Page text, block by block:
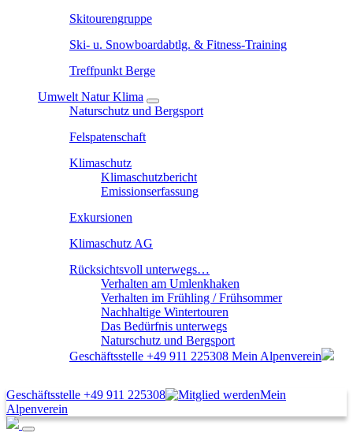
Skitourengruppe
Ski- u. Snowboardabtlg. & Fitness-Training
Treffpunkt Berge
Umwelt Natur Klima
Naturschutz und Bergsport
Felspatenschaft
Klimaschutz
Klimaschutzbericht
Emissionserfassung
Exkursionen
Klimaschutz AG
Rücksichtsvoll unterwegs…
Verhalten am Umlenkhaken
Verhalten im Frühling / Frühsommer
Nachhaltige Wintertouren
Das Bedürfnis unterwegs
Naturschutz und Bergsport
Geschäftsstelle +49 911 225308 Mein Alpenverein
Geschäftsstelle +49 911 225308
Mein
Alpenverein